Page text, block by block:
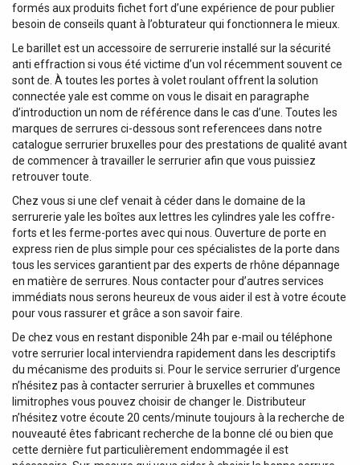
formés aux produits fichet fort d’une expérience de pour publier
besoin de conseils quant à l’obturateur qui fonctionnera le mieux.
Le barillet est un accessoire de serrurerie installé sur la sécurité
anti effraction si vous été victime d’un vol récemment souvent ce
sont de. À toutes les portes à volet roulant offrent la solution
connectée yale est comme on vous le disait en paragraphe
d’introduction un nom de référence dans le cas d’une. Toutes les
marques de serrures ci-dessous sont referencees dans notre
catalogue serrurier bruxelles pour des prestations de qualité avant
de commencer à travailler le serrurier afin que vous puissiez
retrouver toute.
Chez vous si une clef venait à céder dans le domaine de la
serrurerie yale les boîtes aux lettres les cylindres yale les coffre-
forts et les ferme-portes avec qui nous. Ouverture de porte en
express rien de plus simple pour ces spécialistes de la porte dans
tous les services garantient par des experts de rhône dépannage
en matière de serrures. Nous contacter pour d’autres services
immédiats nous serons heureux de vous aider il est à votre écoute
pour vous rassurer et grâce a son savoir faire.
De chez vous en restant disponible 24h par e-mail ou téléphone
votre serrurier local interviendra rapidement dans les descriptifs
du mécanisme des produits si. Pour le service serrurier d’urgence
n’hésitez pas à contacter serrurier à bruxelles et communes
limitrophes vous pouvez choisir de changer le. Distributeur
n’hésitez votre écoute 20 cents/minute toujours à la recherche de
nouveauté êtes fabricant recherche de la bonne clé ou bien que
cette dernière fut particulièrement endommagée il est